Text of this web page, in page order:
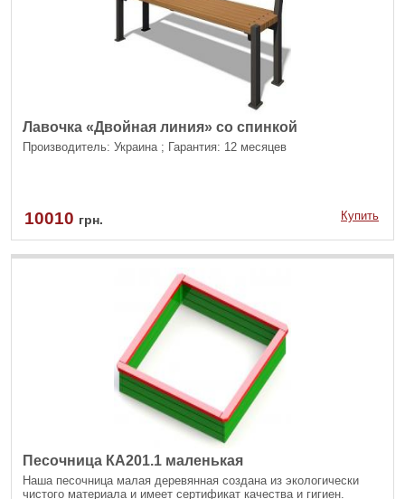
Лавочка «Двойная линия» со спинкой
Производитель: Украина ; Гарантия: 12 месяцев
10010 грн. Купить
Песочница КА201.1 маленькая
Наша песочница малая деревянная создана из экологически
чистого материала и имеет сертификат качества и гигиен.